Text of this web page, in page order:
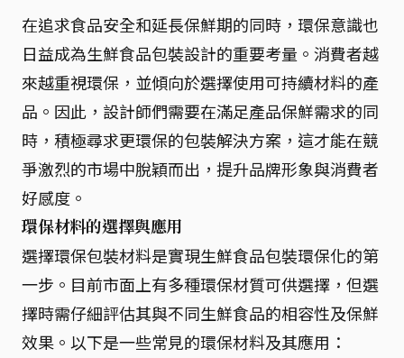
在追求食品安全和延長保鮮期的同時，環保意識也
日益成為生鮮食品包裝設計的重要考量。消費者越
來越重視環保，並傾向於選擇使用可持續材料的產
品。因此，設計師們需要在滿足產品保鮮需求的同
時，積極尋求更環保的包裝解決方案，這才能在競
爭激烈的市場中脫穎而出，提升品牌形象與消費者
好感度。
環保材料的選擇與應用
選擇環保包裝材料是實現生鮮食品包裝環保化的第
一步。目前市面上有多種環保材質可供選擇，但選
擇時需仔細評估其與不同生鮮食品的相容性及保鮮
效果。以下是一些常見的環保材料及其應用：